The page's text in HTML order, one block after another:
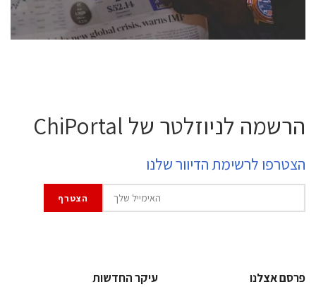
לחץ לפרטים
הרשמה לניוזלטר של ChiPortal
הצטרפו לרשימת הדיוור שלנו
פרסם אצלנו
עיקר החדשות